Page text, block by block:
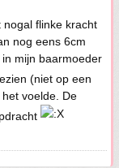
nogal flinke kracht
nog eens 6cm
mijn baarmoeder
(niet op een
voelde. De